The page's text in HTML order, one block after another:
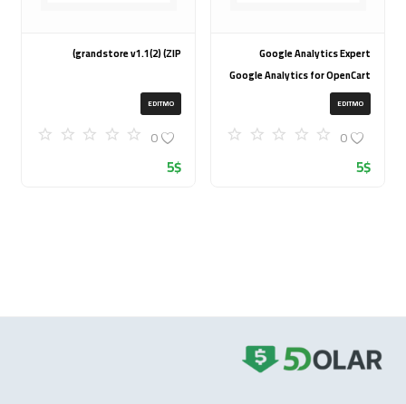
Google Analytics Expert
Google Analytics for OpenCart
(ZIP)
EDITMO
0
5$
grandstore v1.1(2) (ZIP)
EDITMO
0
5$